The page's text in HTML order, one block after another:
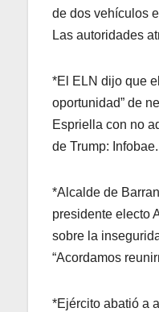
de dos vehículos
Las autoridades
*El ELN dijo que
oportunidad” de
Espriella con no
de Trump: Infobae.
*Alcalde de
presidente electo
sobre la
“Acordamos
*Ejército abatió a